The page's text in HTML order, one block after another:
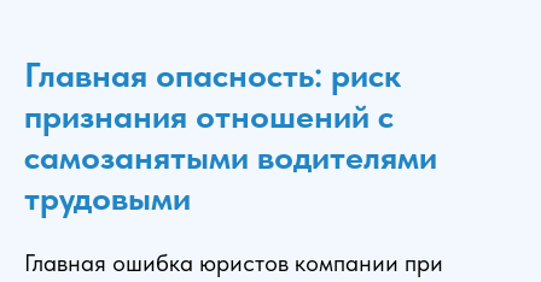
Главная опасность: риск
признания отношений с
самозанятыми водителями
трудовыми
Главная ошибка юристов компании при